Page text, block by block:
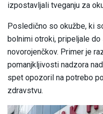
izpostavljali tveganju za
Posledično so okužbe, ki
bolnimi otroki, pripeljale do
novorojenčkov. Primer je
pomanjkljivosti nadzora
spet opozoril na potrebo
zdravstvu.